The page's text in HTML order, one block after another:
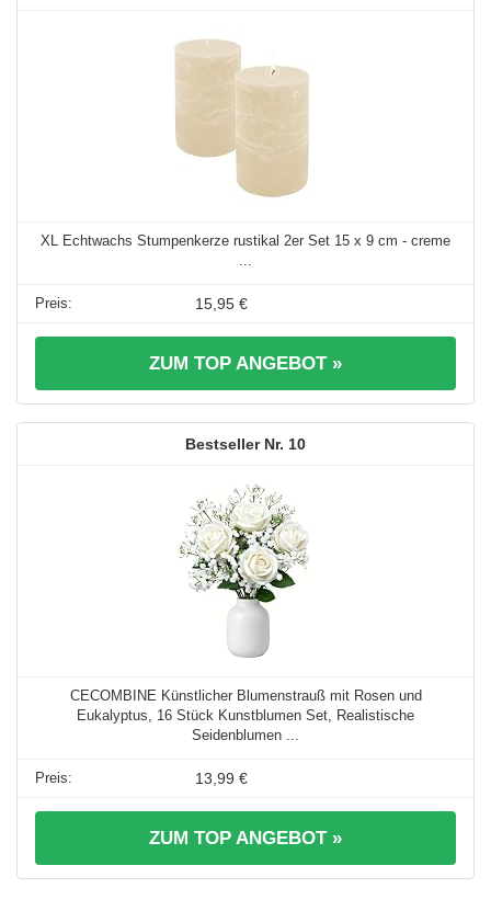
XL Echtwachs Stumpenkerze rustikal 2er Set 15 x 9 cm - creme
...
15,95 €
ZUM TOP ANGEBOT »
10
CECOMBINE Künstlicher Blumenstrauß mit Rosen und
Eukalyptus, 16 Stück Kunstblumen Set, Realistische
Seidenblumen ...
13,99 €
ZUM TOP ANGEBOT »